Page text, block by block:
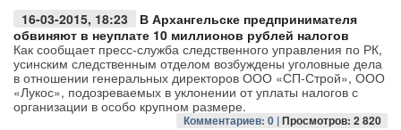
Бизнес
Общество
Культура
16-03-2015, 18:23
В Архангельске предпринимателя
обвиняют в неуплате 10 миллионов рублей налогов
Как сообщает пресс-служба следственного управления по РК,
усинским следственным отделом возбуждены уголовные дела
в отношении генеральных директоров ООО «СП-Строй», ООО
«Лукос», подозреваемых в уклонении от уплаты налогов с
организации в особо крупном размере.
Комментариев: 0 |Просмотров: 2 820